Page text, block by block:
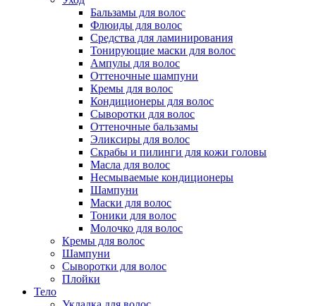
Бальзамы для волос
Флюиды для волос
Средства для ламинирования
Тонирующие маски для волос
Ампулы для волос
Оттеночные шампуни
Кремы для волос
Кондиционеры для волос
Сыворотки для волос
Оттеночные бальзамы
Эликсиры для волос
Скрабы и пилинги для кожи головы
Масла для волос
Несмываемые кондиционеры
Шампуни
Маски для волос
Тоники для волос
Молочко для волос
Кремы для волос
Шампуни
Сыворотки для волос
Плойки
Тело